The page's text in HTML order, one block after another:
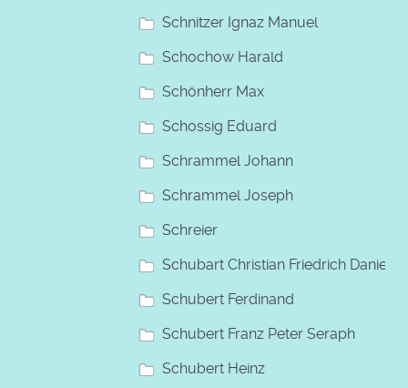
Schnitzer Ignaz Manuel
Schochow Harald
Schönherr Max
Schossig Eduard
Schrammel Johann
Schrammel Joseph
Schreier
Schubart Christian Friedrich Daniel
Schubert Ferdinand
Schubert Franz Peter Seraph
Schubert Heinz